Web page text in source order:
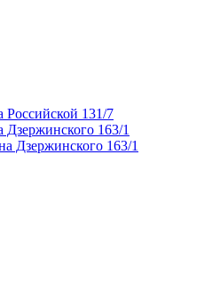
Российской 131/7
Дзержинского 163/1
Дзержинского 163/1